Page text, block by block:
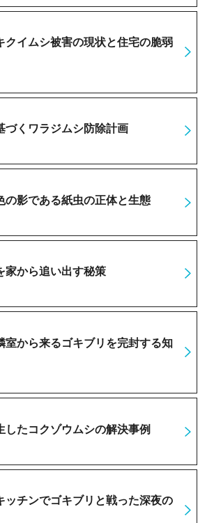
クイムシ被害の現状と住宅の脆弱
づくワラジムシ防除計画
の影である紙虫の正体と生態
家から追い出す秘策
室から来るゴキブリを完封する知
したコクゾウムシの解決事例
ッチンでゴキブリと戦った深夜の